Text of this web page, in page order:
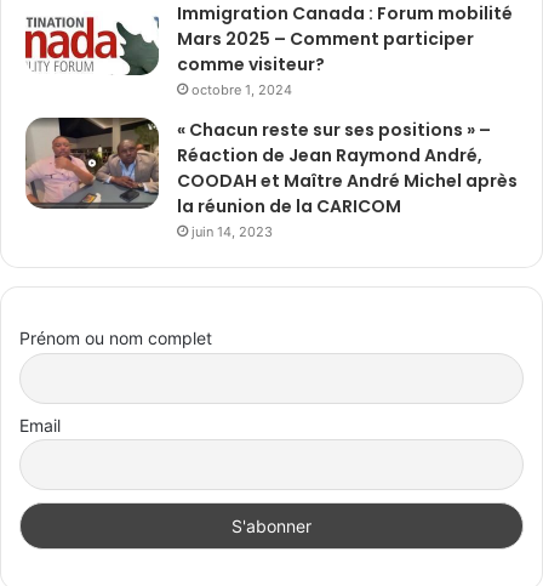
Immigration Canada : Forum mobilité
Mars 2025 – Comment participer
comme visiteur?
octobre 1, 2024
« Chacun reste sur ses positions » –
Réaction de Jean Raymond André,
COODAH et Maître André Michel après
la réunion de la CARICOM
juin 14, 2023
Prénom ou nom complet
Email